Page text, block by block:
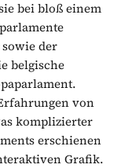
bei bloß einem
der
belgische
von
komplizierter
erschienen
Grafik.